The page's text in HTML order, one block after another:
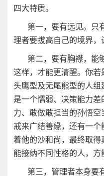
四大特质。
第一，要有远见。只
理者要拔高自己的境界，
第二，要有胸襟，能
这样，才能更清醒。你
头鹰型及无尾熊型的人
是一个懦弱、决策能力
力、敢做敢担当的孙悟
戒来广结善缘，还有一
着他的沙和尚，最终取得
能接纳不同性格的人，方
第三，管理者本身要